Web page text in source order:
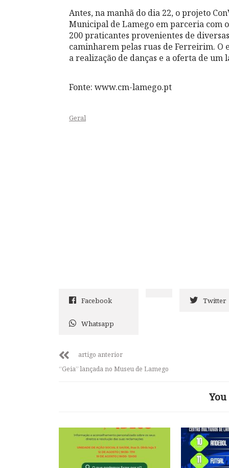
Antes, na manhã do dia 22, o projeto
Municipal de Lamego em parceria com
200 praticantes provenientes de
caminharem pelas ruas de Ferreirim.
a realização de danças e a oferta de
Fonte: www.cm-lamego.pt
Geral
Facebook Twitter
Whatsapp
artigo anterior
“Geia” lançada no Museu de Lamego